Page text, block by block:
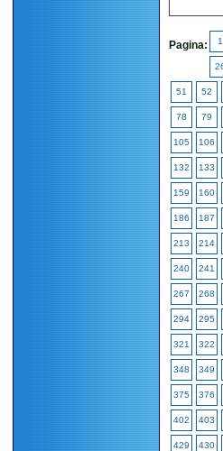
Pagina: 1
51 52
78 79
105 106
132 133
159 160
186 187
213 214
240 241
267 268
294 295
321 322
348 349
375 376
402 403
429 430